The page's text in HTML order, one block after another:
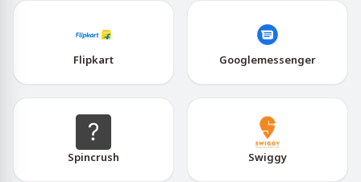
Flipkart Googlemessenger
Spincrush Swiggy